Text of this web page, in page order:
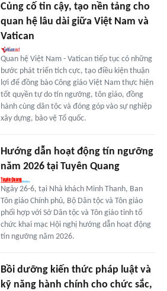
Củng cố tin cậy, tạo nền tảng cho
quan hệ lâu dài giữa Việt Nam và
Vatican
Quan hệ Việt Nam - Vatican tiếp tục có những
bước phát triển tích cực, tạo điều kiện thuận
lợi để đồng bào Công giáo Việt Nam thực hiện
tốt quyền tự do tín ngưỡng, tôn giáo, đồng
hành cùng dân tộc và đóng góp vào sự nghiệp
xây dựng, bảo vệ Tổ quốc.
Hướng dẫn hoạt động tín ngưỡng
năm 2026 tại Tuyên Quang
Ngày 26-6, tại Nhà khách Minh Thanh, Ban
Tôn giáo Chính phủ, Bộ Dân tộc và Tôn giáo
phối hợp với Sở Dân tộc và Tôn giáo tỉnh tổ
chức khai mạc Hội nghị hướng dẫn hoạt động
tín ngưỡng năm 2026.
Bồi dưỡng kiến thức pháp luật và
kỹ năng hành chính cho chức sắc,